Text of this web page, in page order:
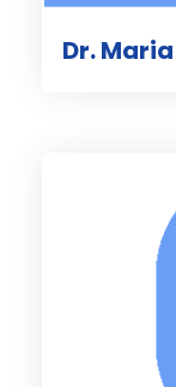
Dr.